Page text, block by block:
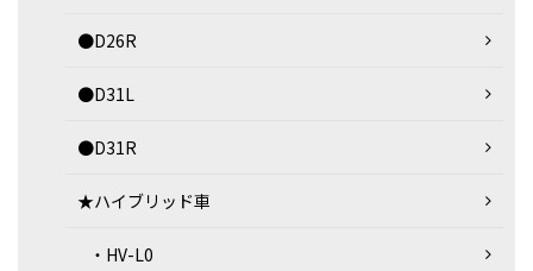
●D26R
●D31L
●D31R
★ハイブリッド車
・HV-L0